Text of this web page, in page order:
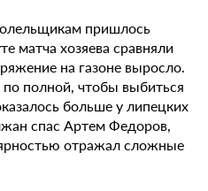
пришлось
матча хозяева сравняли
на газоне выросло.
полной, чтобы выбиться
больше у липецких
спас Артем Федоров,
отражал сложные